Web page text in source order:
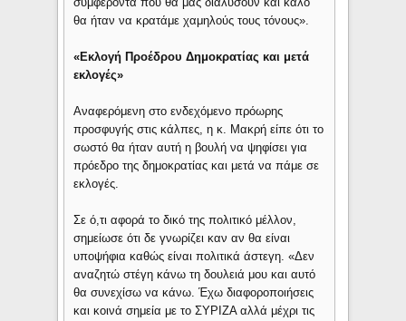
θα ήταν να κρατάμε χαμηλούς τους τόνους».
«Εκλογή Προέδρου Δημοκρατίας και μετά
εκλογές»
Αναφερόμενη στο ενδεχόμενο πρόωρης
προσφυγής στις κάλπες, η κ. Μακρή είπε ότι το
σωστό θα ήταν αυτή η βουλή να ψηφίσει για
πρόεδρο της δημοκρατίας και μετά να πάμε σε
εκλογές.
Σε ό,τι αφορά το δικό της πολιτικό μέλλον,
σημείωσε ότι δε γνωρίζει καν αν θα είναι
υποψήφια καθώς είναι πολιτικά άστεγη. «Δεν
αναζητώ στέγη κάνω τη δουλειά μου και αυτό
θα συνεχίσω να κάνω. Έχω διαφοροποιήσεις
και κοινά σημεία με το ΣΥΡΙΖΑ αλλά μέχρι τις